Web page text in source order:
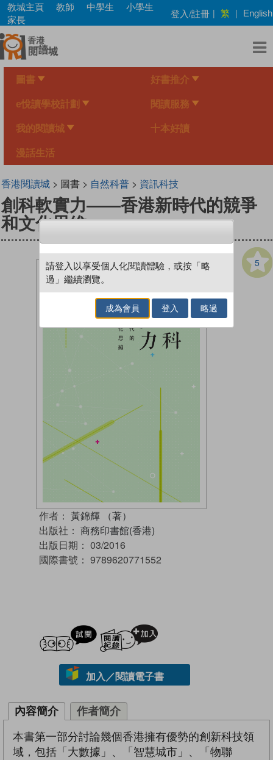
Skip
main
content
教城主頁 教師 中學生
小學生
家長
登入/註冊 | 繁 | English
圖書 好書推介
e悅讀學校計劃 閱讀服務
我的閱讀城 十本好讀
漫話生活
香港閱讀城> 圖書 > 自然科普> 資訊科技
創科軟實力——香港新時代的競爭
和文化思維
5
作者： 黃錦輝 （著）
出版社： 商務印書館(香港)
出版日期： 03/2016
國際書號： 9789620771552
試閲
加入／閱讀電子書
內容簡介 作者簡介
本書第一部分討論幾個香港擁有優勢的創新科技領
域，包括「大數據」、「智慧城市」、「物聯
請登入以享受個人化閱讀體驗，或按「略
過」繼續瀏覽。
成為會員 登入 略過